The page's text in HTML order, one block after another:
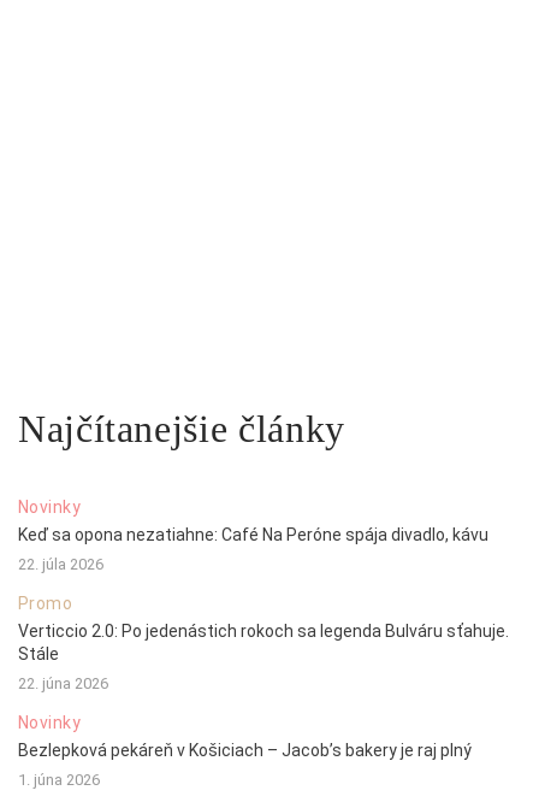
Najčítanejšie články
Novinky
Keď sa opona nezatiahne: Café Na Peróne spája divadlo, kávu
22. júla 2026
Promo
Verticcio 2.0: Po jedenástich rokoch sa legenda Bulváru sťahuje.
Stále
22. júna 2026
Novinky
Bezlepková pekáreň v Košiciach – Jacob’s bakery je raj plný
1. júna 2026